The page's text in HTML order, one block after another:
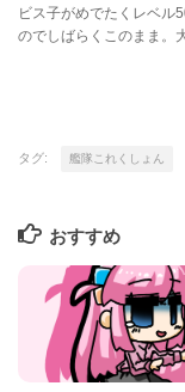
ビス子がめでたくレベル
のでしばらくこのまま。
タグ: 艦隊これくしょん
おすすめ